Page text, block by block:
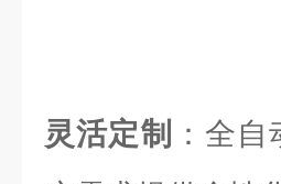
灵活定制
：全